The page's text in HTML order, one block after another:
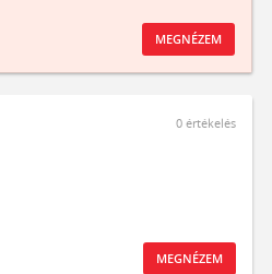
MEGNÉZEM
0 értékelés
MEGNÉZEM